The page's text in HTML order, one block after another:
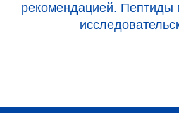
рекомендацией. Пептиды